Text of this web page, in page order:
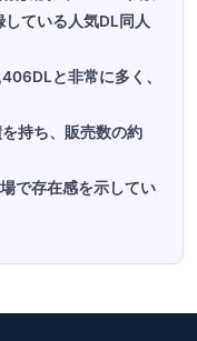
ている人気DL同人
と非常に多く、
持ち、販売数の約
で存在感を示してい